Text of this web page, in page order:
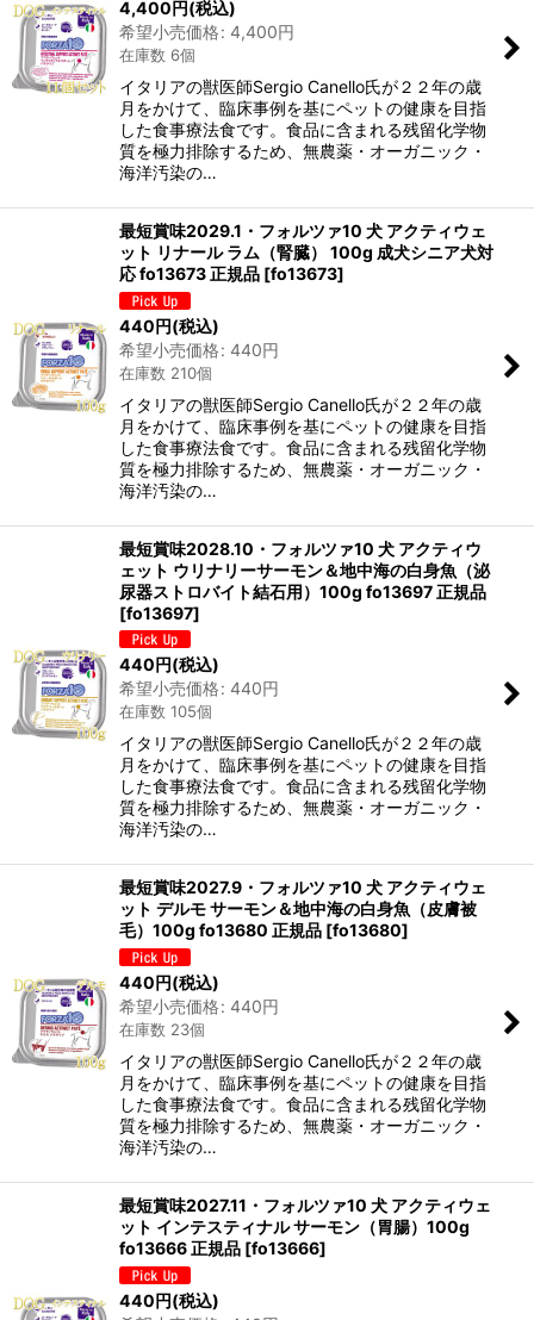
4,400円(税込)
希望小売価格: 4,400円
在庫数 6個
イタリアの獣医師Sergio Canello氏が２２年の歳
月をかけて、臨床事例を基にペットの健康を目指
した食事療法食です。食品に含まれる残留化学物
質を極力排除するため、無農薬・オーガニック・
海洋汚染の…
最短賞味2029.1・フォルツァ10 犬 アクティウェ
ット リナール ラム（腎臓） 100g 成犬シニア犬対
応 fo13673 正規品 [fo13673]
440円(税込)
希望小売価格: 440円
在庫数 210個
イタリアの獣医師Sergio Canello氏が２２年の歳
月をかけて、臨床事例を基にペットの健康を目指
した食事療法食です。食品に含まれる残留化学物
質を極力排除するため、無農薬・オーガニック・
海洋汚染の…
最短賞味2028.10・フォルツァ10 犬 アクティウ
ェット ウリナリーサーモン＆地中海の白身魚（泌
尿器ストロバイト結石用）100g fo13697 正規品
[fo13697]
440円(税込)
希望小売価格: 440円
在庫数 105個
イタリアの獣医師Sergio Canello氏が２２年の歳
月をかけて、臨床事例を基にペットの健康を目指
した食事療法食です。食品に含まれる残留化学物
質を極力排除するため、無農薬・オーガニック・
海洋汚染の…
最短賞味2027.9・フォルツァ10 犬 アクティウェ
ット デルモ サーモン＆地中海の白身魚（皮膚被
毛）100g fo13680 正規品 [fo13680]
440円(税込)
希望小売価格: 440円
在庫数 23個
イタリアの獣医師Sergio Canello氏が２２年の歳
月をかけて、臨床事例を基にペットの健康を目指
した食事療法食です。食品に含まれる残留化学物
質を極力排除するため、無農薬・オーガニック・
海洋汚染の…
最短賞味2027.11・フォルツァ10 犬 アクティウェ
ット インテスティナル サーモン（胃腸）100g
fo13666 正規品 [fo13666]
440円(税込)